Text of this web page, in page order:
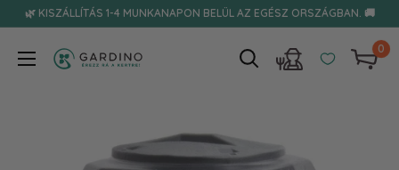
Tovább🌿 KISZÁLLÍTÁS 1-4 MUNKANAPON BELÜL AZ EGÉSZ ORSZÁGBAN. 🚚
Gardino
0